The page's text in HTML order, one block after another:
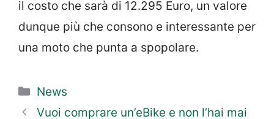
il costo che sarà di 12.295 Euro, un valore
dunque più che consono e interessante per
una moto che punta a spopolare.
Categorie
News
Vuoi comprare un’eBike e non l’hai mai